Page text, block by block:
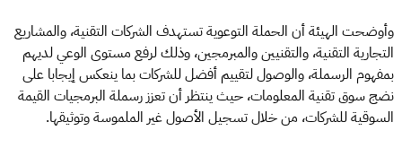
وأوضحت الهيئة أن الحملة التوعوية تستهدف الشركات التقنية، والمشاريع
التجارية التقنية، والتقنيين والمبرمجين، وذلك لرفع مستوى الوعي لديهم
بمفهوم الرسملة، والوصول لتقييم أفضل للشركات بما ينعكس إيجابا على
نضج سوق تقنية المعلومات، حيث ينتظر أن تعزز رسملة البرمجيات القيمة
السوقية للشركات، من خلال تسجيل الأصول غير الملموسة وتوثيقها.